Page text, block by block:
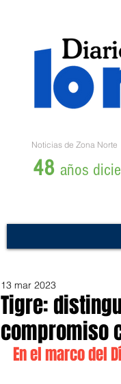
Noticias de Zona Norte
48 años
Tigre:
compromiso
13 mar 2023
En el marco del